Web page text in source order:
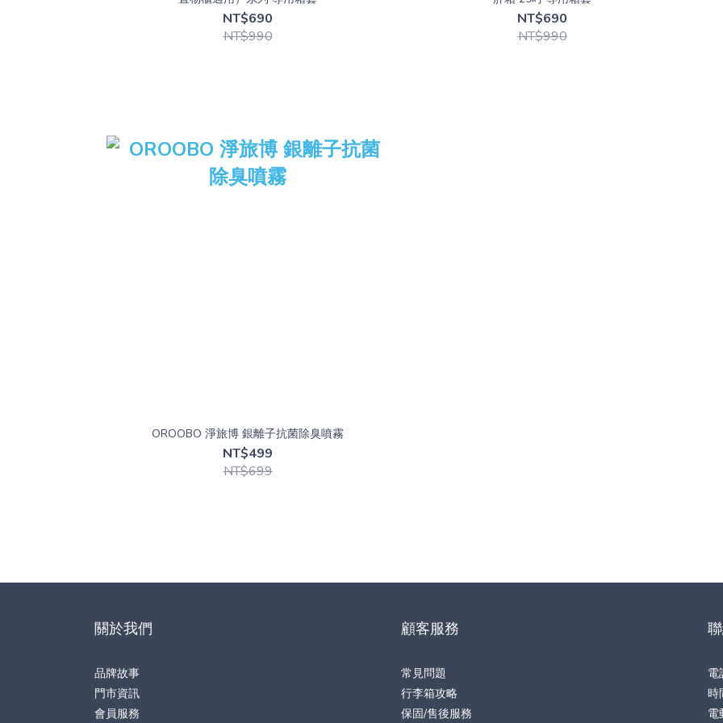
NT$690
NT$990
NT$690
NT$990
OROOBO 淨旅博 銀離子抗菌除臭噴霧
NT$499
NT$699
關於我們
品牌故事
門市資訊
會員服務
顧客服務
常見問題
行李箱攻略
保固/售後服務
電
時
電